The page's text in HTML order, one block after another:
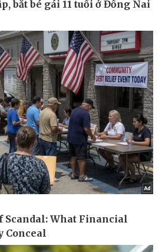
Công nghệ
Sành điệu
Tin Công nghệ
Chuyển đổi số